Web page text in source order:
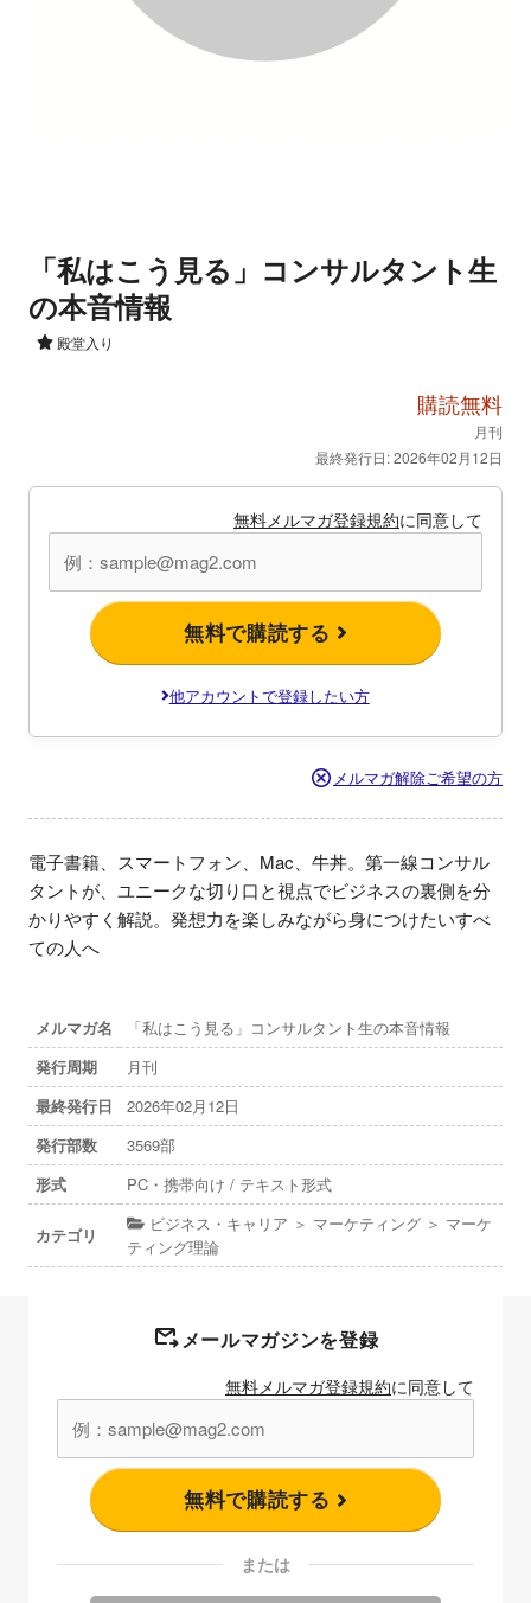
「私はこう見る」コンサルタント生
の本音情報
殿堂入り
購読無料
月刊
最終発行日: 2026年02月12日
無料メルマガ登録規約に同意して
無料で購読する
他アカウントで登録したい方
メルマガ解除ご希望の方
電子書籍、スマートフォン、Mac、牛丼。第一線コンサル
タントが、ユニークな切り口と視点でビジネスの裏側を分
かりやすく解説。発想力を楽しみながら身につけたいすべ
ての人へ
メルマガ名
「私はこう見る」コンサルタント生の本音情報
発行周期
月刊
最終発行日
2026年02月12日
発行部数
3569部
形式
PC・携帯向け / テキスト形式
カテゴリ
ビジネス・キャリア ＞ マーケティング ＞ マーケ
ティング理論
メールマガジンを登録
無料メルマガ登録規約に同意して
無料で購読する
または